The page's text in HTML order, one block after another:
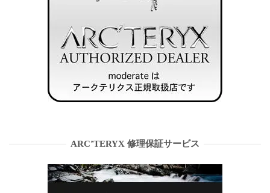
ARC’TERYX 修理保証サービス